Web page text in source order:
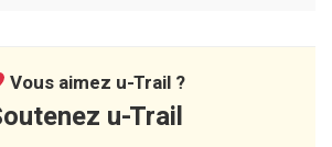
Vous aimez u-Trail ?
u-Trail